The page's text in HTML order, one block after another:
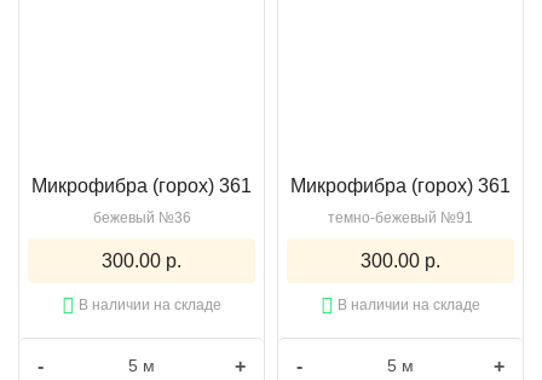
Микрофибра (горох) 361
бежевый №36
300.00 р.
В наличии на складе
- +
Микрофибра (горох) 361
темно-бежевый №91
300.00 р.
В наличии на складе
- +